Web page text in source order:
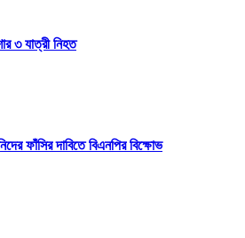
৩ যাত্রী নিহত
ফাঁসির দাবিতে বিএনপির বিক্ষোভ